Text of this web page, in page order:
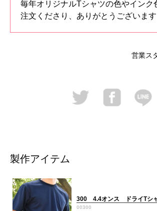
毎年オリジナルTシャツの色やインク
注文くださり、ありがとうございます
営業ス
製作アイテム
300 4.4オンス ドライTシ
00300